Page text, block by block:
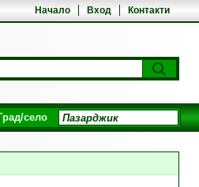
Начало Вход Контакти
село